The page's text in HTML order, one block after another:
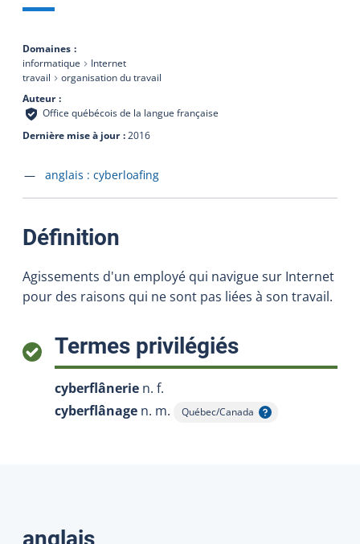
Domaines
informatique
Internet
travail
organisation du travail
Auteur
Office québécois de la langue française
Dernière mise à jour 2016
Accéder à la fiche en
anglais : cyberloafing
Définition
Agissements d'un employé qui navigue sur Internet
pour des raisons qui ne sont pas liées à son travail.
Termes privilégiés:
cyberflânerie n. f.
cyberflânage n. m. Québec/Canada
Afficher l'infobulle
Traductions
anglais